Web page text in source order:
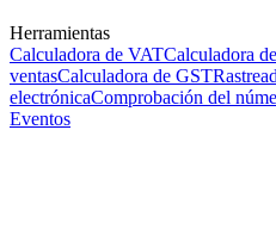
Herramientas
Calculadora de VATCalculadora
ventasCalculadora de GST
electrónicaComprobación del
Eventos